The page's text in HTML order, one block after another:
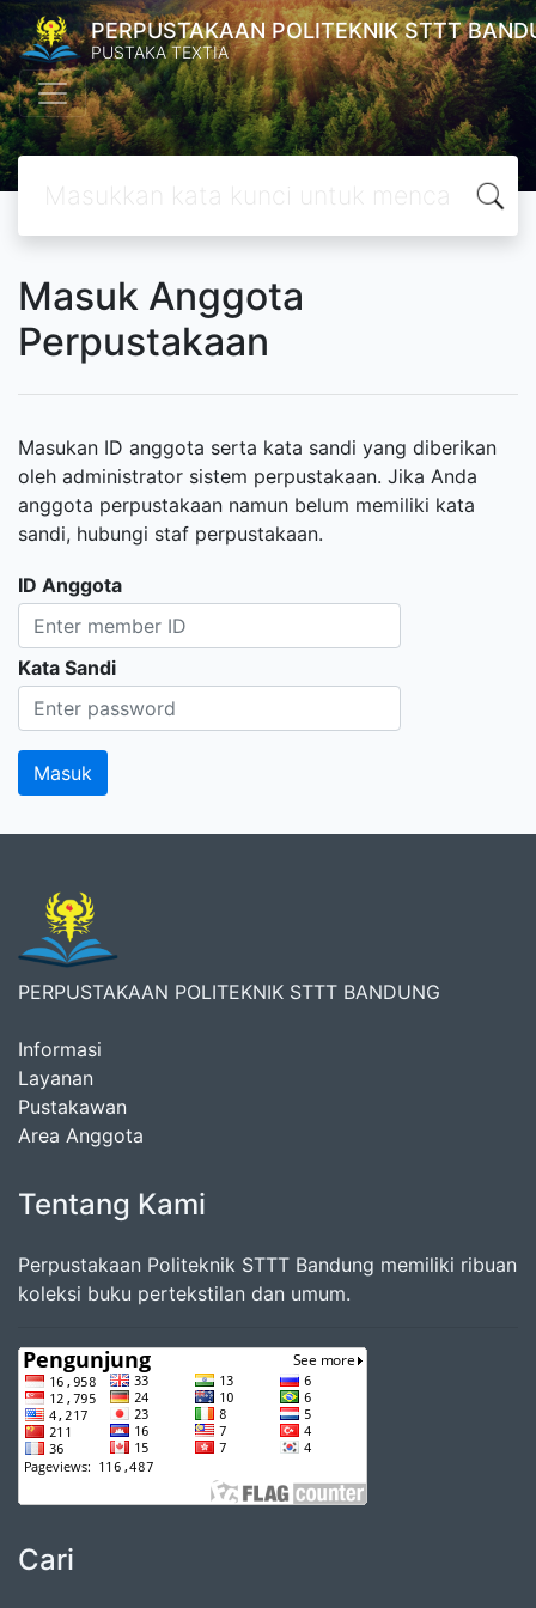
PERPUSTAKAAN POLITEKNIK STTT
PUSTAKA TEXTIA
Masuk Anggota
Perpustakaan
Masukan ID anggota serta kata sandi yang diberikan
oleh administrator sistem perpustakaan. Jika Anda
anggota perpustakaan namun belum memiliki kata
sandi, hubungi staf perpustakaan.
ID Anggota
Kata Sandi
PERPUSTAKAAN POLITEKNIK STTT BANDUNG
Informasi
Layanan
Pustakawan
Area Anggota
Tentang Kami
Perpustakaan Politeknik STTT Bandung memiliki ribuan
koleksi buku pertekstilan dan umum.
Cari